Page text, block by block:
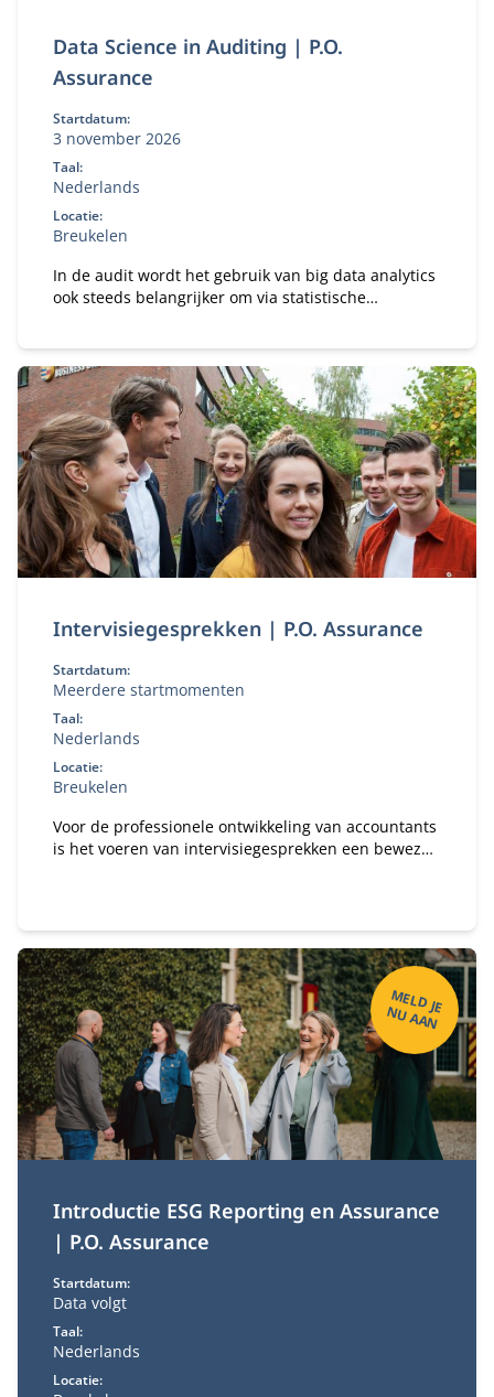
Data Science in Auditing | P.O.
Assurance
Startdatum:
3 november 2026
Taal:
Nederlands
Locatie:
Breukelen
In de audit wordt het gebruik van big data analytics
ook steeds belangrijker om via statistische
data.
Intervisiegesprekken | P.O. Assurance
Startdatum:
Meerdere startmomenten
Taal:
Nederlands
Locatie:
Breukelen
Voor de professionele ontwikkeling van accountants
is het voeren van intervisiegesprekken een bewezen
Introductie ESG Reporting en Assurance
| P.O. Assurance
Startdatum:
Data volgt
Taal:
Nederlands
Locatie:
M
ELD
JE
N
U
A
A
N